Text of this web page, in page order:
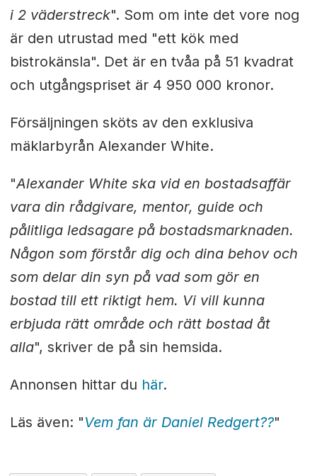
i 2 väderstreck". Som om inte det vore nog
är den utrustad med "ett kök med
bistrokänsla". Det är en tvåa på 51 kvadrat
och utgångspriset är 4 950 000 kronor.
Försäljningen sköts av den exklusiva
mäklarbyrån Alexander White.
"Alexander White ska vid en bostadsaffär
vara din rådgivare, mentor, guide och
pålitliga ledsagare på bostadsmarknaden.
Någon som förstår dig och dina behov och
som delar din syn på vad som gör en
bostad till ett riktigt hem. Vi vill kunna
erbjuda rätt område och rätt bostad åt
alla", skriver de på sin hemsida.
Annonsen hittar du här.
Läs även: "Vem fan är Daniel Redgert??"